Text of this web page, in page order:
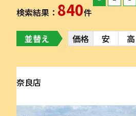
検索結果： 840件
並替え 価格 安 高
奈良店